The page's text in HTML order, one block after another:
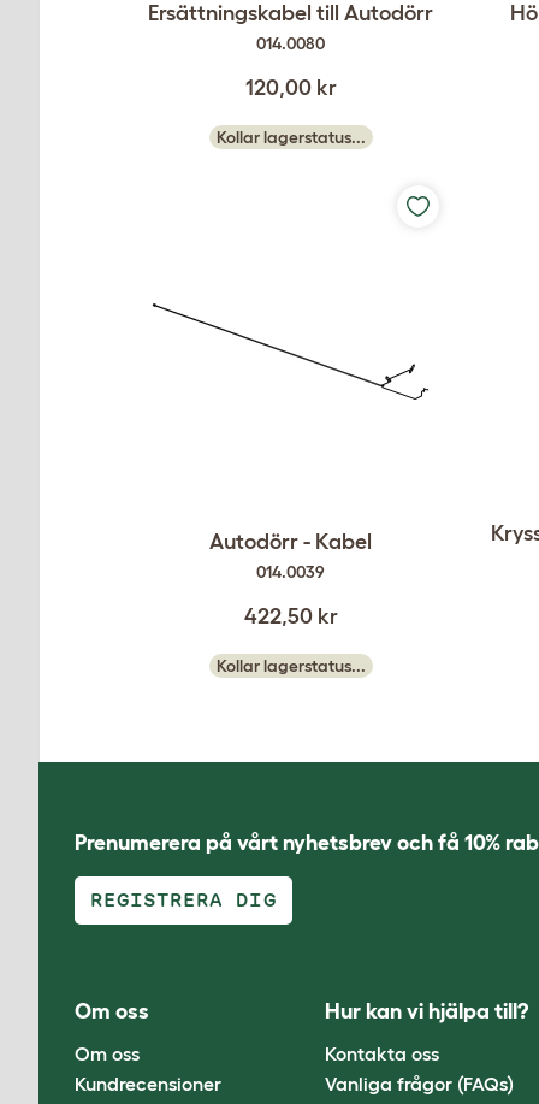
Ersättningskabel till Autodörr
014.0080
120,00 kr
Kollar lagerstatus...
Autodörr - Kabel
014.0039
422,50 kr
Kollar lagerstatus...
Prenumerera på vårt nyhetsbrev och få 10%
REGISTRERA DIG
Om oss
Om oss
Kundrecensioner
Hur kan vi hjälpa till?
Kontakta oss
Vanliga frågor (FAQs)